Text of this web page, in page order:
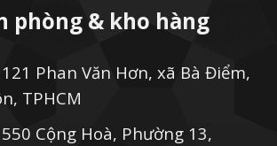
phòng & kho hàng
121 Phan Văn Hơn, xã Bà Điểm,
TPHCM
550 Cộng Hoà, Phường 13,